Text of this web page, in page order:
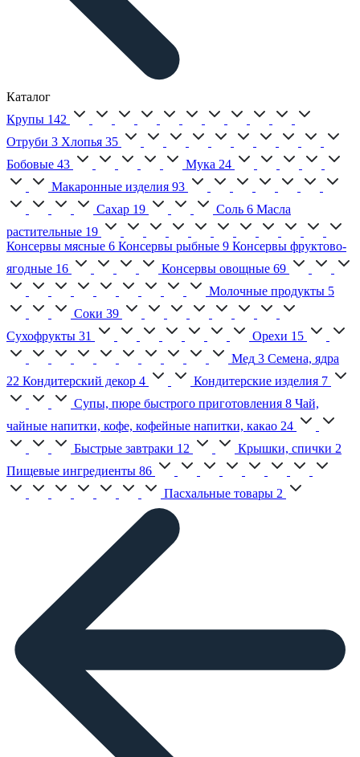
Каталог
Крупы 142
Отруби 3 Хлопья 35
Бобовые 43 Мука 24
Макаронные изделия 93
Сахар 19 Соль 6 Масла
растительные 19
Консервы мясные 6 Консервы рыбные 9 Консервы фруктово-
ягодные 16 Консервы овощные 69
Молочные продукты 5
Соки 39
Сухофрукты 31 Орехи 15
Мед 3 Семена, ядра
22 Кондитерский декор 4 Кондитерские изделия 7
Супы, пюре быстрого приготовления 8 Чай,
чайные напитки, кофе, кофейные напитки, какао 24
Быстрые завтраки 12 Крышки, спички 2
Пищевые ингредиенты 86
Пасхальные товары 2